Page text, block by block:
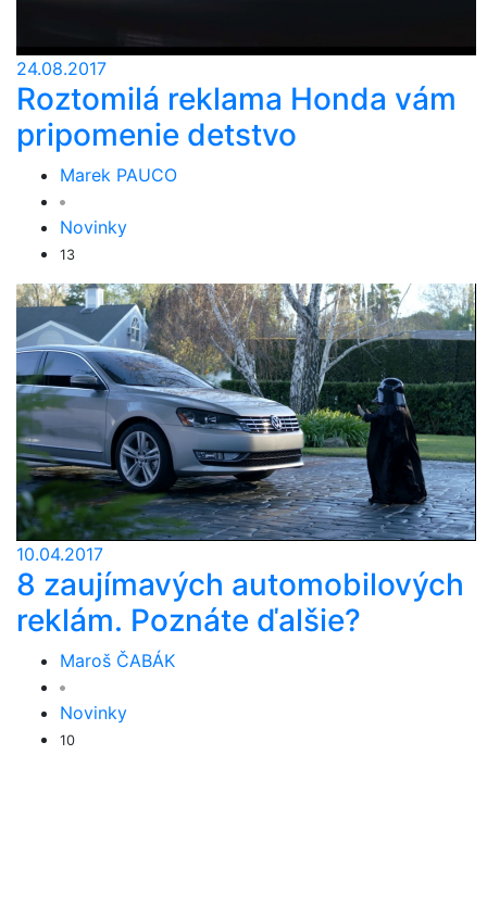
24.08.2017
Roztomilá reklama Honda vám
pripomenie detstvo
Marek PAUCO
Novinky
13
10.04.2017
8 zaujímavých automobilových
reklám. Poznáte ďalšie?
Maroš ČABÁK
Novinky
10